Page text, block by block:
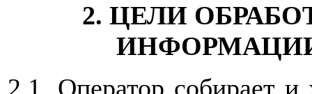
2. ЦЕЛИ
2.1. Оператор собирает и